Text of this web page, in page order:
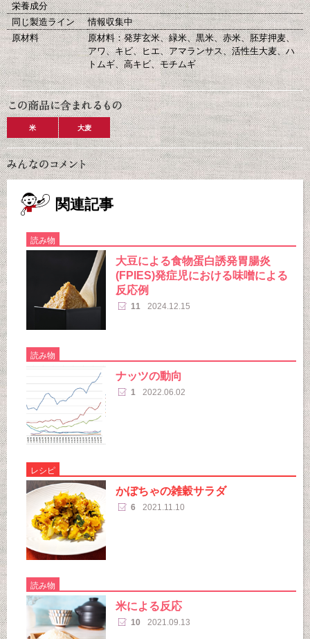
栄養成分
同じ製造ライン
情報収集中
原材料
原材料：発芽玄米、緑米、黒米、赤米、胚芽押麦、
アワ、キビ、ヒエ、アマランサス、活性生大麦、ハ
トムギ、高キビ、モチムギ
米 大麦
関連記事
読み物
大豆による食物蛋白誘発胃腸炎
(FPIES)発症児における味噌による
反応例
11 2024.12.15
読み物
ナッツの動向
1 2022.06.02
レシピ
かぼちゃの雑穀サラダ
6 2021.11.10
読み物
米による反応
10 2021.09.13